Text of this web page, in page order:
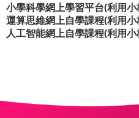
小學科學網上學習平台(利用
運算思維網上自學課程(利用
人工智能網上自學課程(利用